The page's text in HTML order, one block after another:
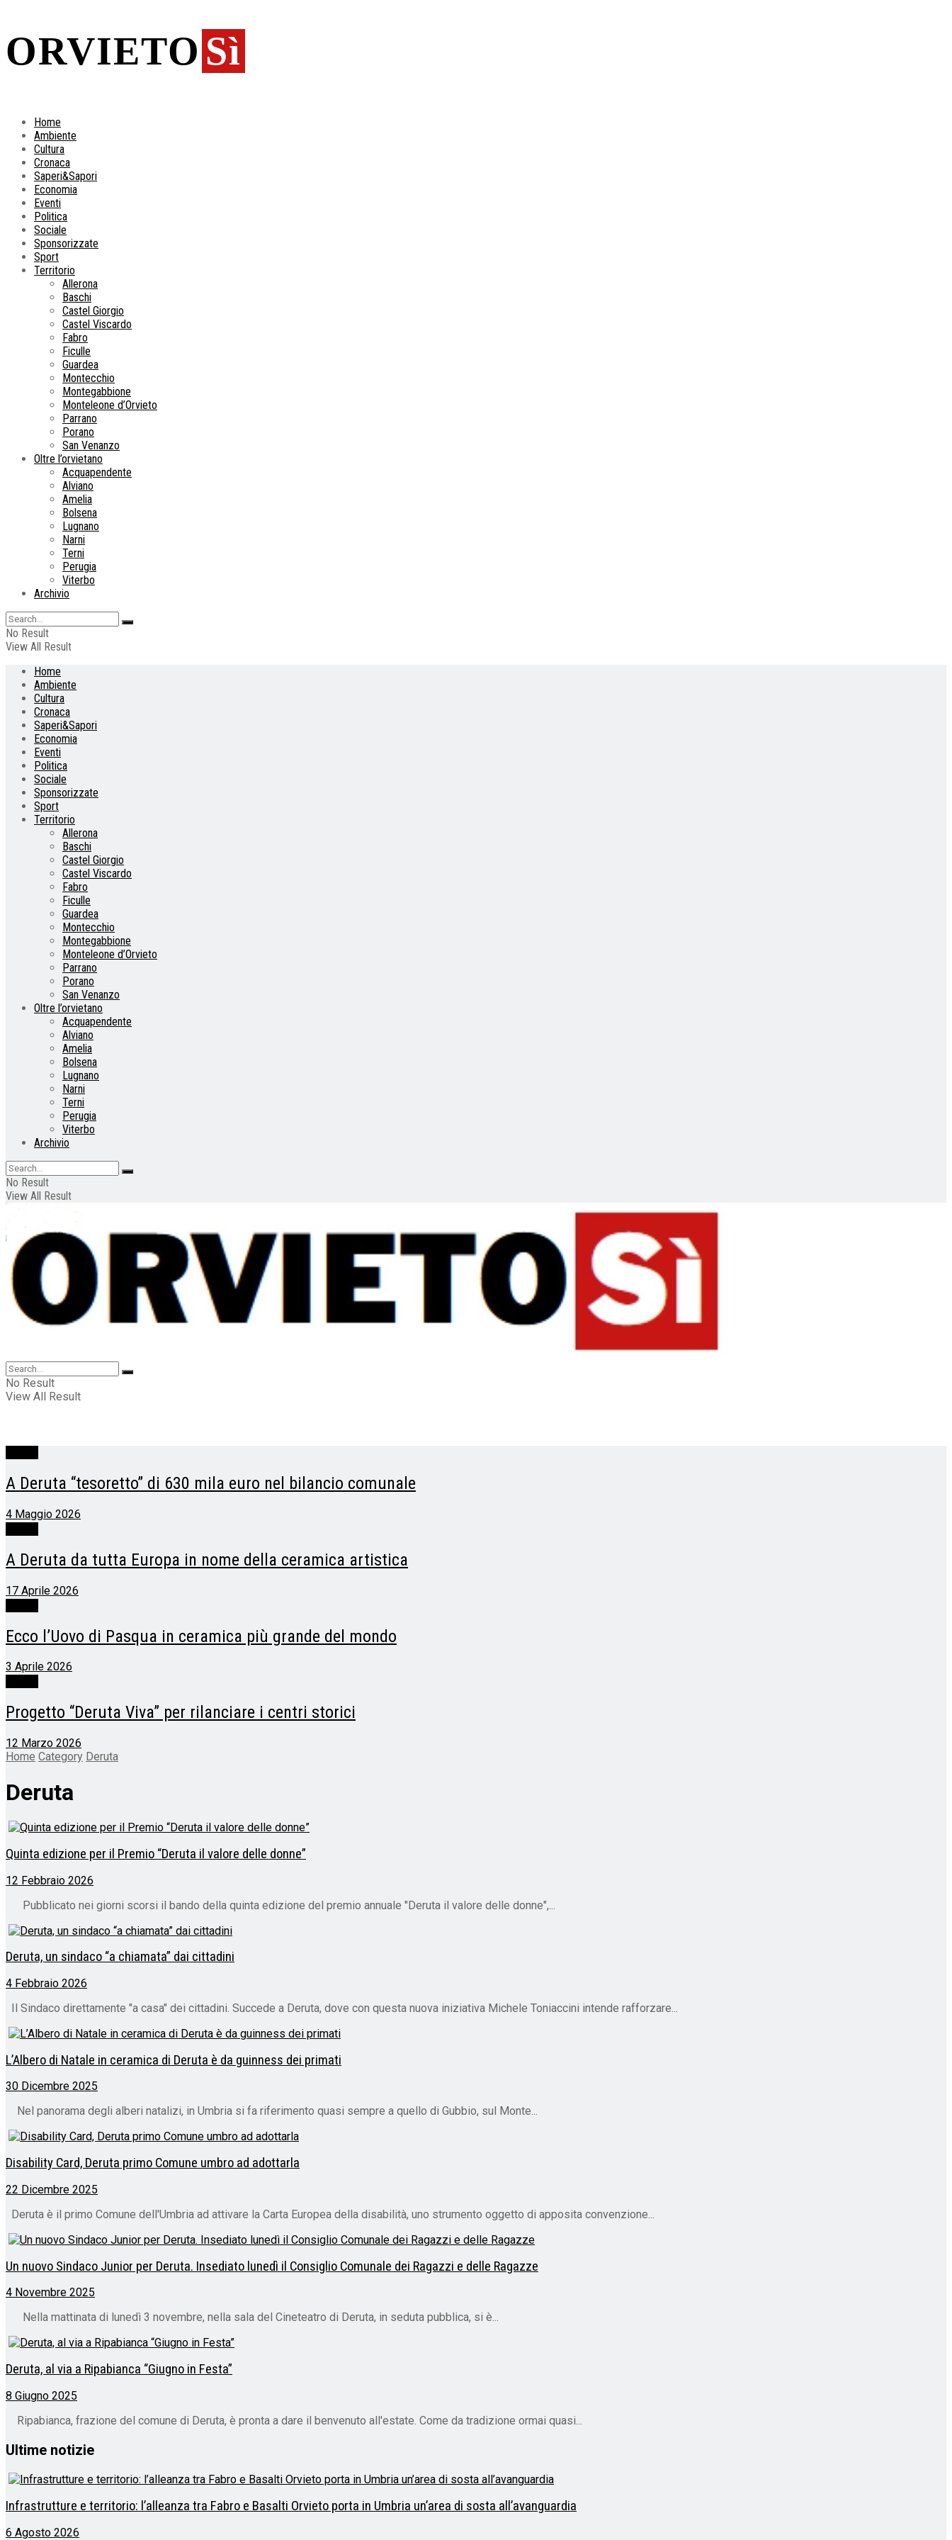
ORVIETO Sì
Home
Ambiente
Cultura
Cronaca
Saperi&Sapori
Economia
Eventi
Politica
Sociale
Sponsorizzate
Sport
Territorio
Allerona
Baschi
Castel Giorgio
Castel Viscardo
Fabro
Ficulle
Guardea
Montecchio
Montegabbione
Monteleone d’Orvieto
Parrano
Porano
San Venanzo
Oltre l’orvietano
Acquapendente
Alviano
Amelia
Bolsena
Lugnano
Narni
Terni
Perugia
Viterbo
Archivio
No Result
View All Result
Home
Ambiente
Cultura
Cronaca
Saperi&Sapori
Economia
Eventi
Politica
Sociale
Sponsorizzate
Sport
Territorio
Allerona
Baschi
Castel Giorgio
Castel Viscardo
Fabro
Ficulle
Guardea
Montecchio
Montegabbione
Monteleone d’Orvieto
Parrano
Porano
San Venanzo
Oltre l’orvietano
Acquapendente
Alviano
Amelia
Bolsena
Lugnano
Narni
Terni
Perugia
Viterbo
Archivio
No Result
View All Result
No Result
View All Result
A Deruta “tesoretto” di 630 mila euro nel bilancio comunale
4 Maggio 2026
A Deruta da tutta Europa in nome della ceramica artistica
17 Aprile 2026
Ecco l’Uovo di Pasqua in ceramica più grande del mondo
3 Aprile 2026
Progetto “Deruta Viva” per rilanciare i centri storici
12 Marzo 2026
Home Category Deruta
Deruta
Quinta edizione per il Premio “Deruta il valore delle donne”
12 Febbraio 2026
Pubblicato nei giorni scorsi il bando della quinta edizione del premio annuale "Deruta il valore delle donne",...
Deruta, un sindaco “a chiamata” dai cittadini
4 Febbraio 2026
Il Sindaco direttamente "a casa" dei cittadini. Succede a Deruta, dove con questa nuova iniziativa Michele Toniaccini intende rafforzare...
L’Albero di Natale in ceramica di Deruta è da guinness dei primati
30 Dicembre 2025
Nel panorama degli alberi natalizi, in Umbria si fa riferimento quasi sempre a quello di Gubbio, sul Monte...
Disability Card, Deruta primo Comune umbro ad adottarla
22 Dicembre 2025
Deruta è il primo Comune dell'Umbria ad attivare la Carta Europea della disabilità, uno strumento oggetto di apposita convenzione...
Un nuovo Sindaco Junior per Deruta. Insediato lunedì il Consiglio Comunale dei Ragazzi e delle Ragazze
4 Novembre 2025
Nella mattinata di lunedì 3 novembre, nella sala del Cineteatro di Deruta, in seduta pubblica, si è...
Deruta, al via a Ripabianca “Giugno in Festa”
8 Giugno 2025
Ripabianca, frazione del comune di Deruta, è pronta a dare il benvenuto all'estate. Come da tradizione ormai quasi...
Ultime notizie
Infrastrutture e territorio: l’alleanza tra Fabro e Basalti Orvieto porta in Umbria un’area di sosta all’avanguardia
6 Agosto 2026